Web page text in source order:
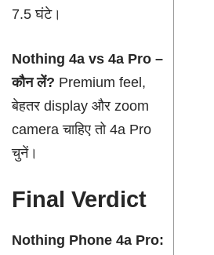
7.5 घंटे।
Nothing 4a vs 4a Pro –
कौन लें? Premium feel,
बेहतर display और zoom
camera चाहिए तो 4a Pro
चुनें।
Final Verdict
Nothing Phone 4a Pro: